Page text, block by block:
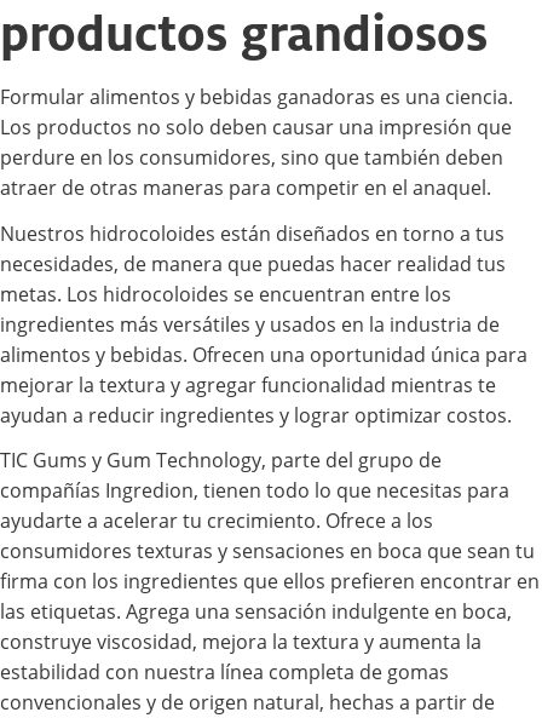
productos grandiosos
Formular alimentos y bebidas ganadoras es una ciencia.
Los productos no solo deben causar una impresión que
perdure en los consumidores, sino que también deben
atraer de otras maneras para competir en el anaquel.
Nuestros hidrocoloides están diseñados en torno a tus
necesidades, de manera que puedas hacer realidad tus
metas. Los hidrocoloides se encuentran entre los
ingredientes más versátiles y usados en la industria de
alimentos y bebidas. Ofrecen una oportunidad única para
mejorar la textura y agregar funcionalidad mientras te
ayudan a reducir ingredientes y lograr optimizar costos.
TIC Gums y Gum Technology, parte del grupo de
compañías Ingredion, tienen todo lo que necesitas para
ayudarte a acelerar tu crecimiento. Ofrece a los
consumidores texturas y sensaciones en boca que sean tu
firma con los ingredientes que ellos prefieren encontrar en
las etiquetas. Agrega una sensación indulgente en boca,
construye viscosidad, mejora la textura y aumenta la
estabilidad con nuestra línea completa de gomas
convencionales y de origen natural, hechas a partir de